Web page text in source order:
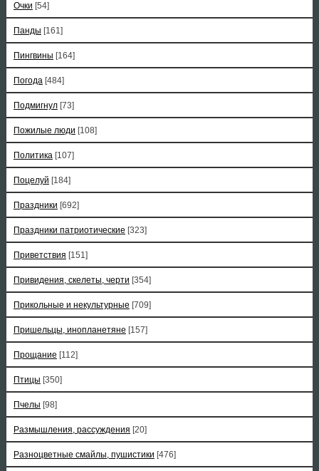
Очки [54]
Панды [161]
Пингвины [164]
Погода [484]
Подмигнул [73]
Пожилые люди [108]
Политика [107]
Поцелуй [184]
Праздники [692]
Праздники патриотические [323]
Приветствия [151]
Привидения, скелеты, черти [354]
Прикольные и некультурные [709]
Пришельцы, инопланетяне [157]
Прощание [112]
Птицы [350]
Пчелы [98]
Размышления, рассуждения [20]
Разноцветные смайлы, пушистики [476]